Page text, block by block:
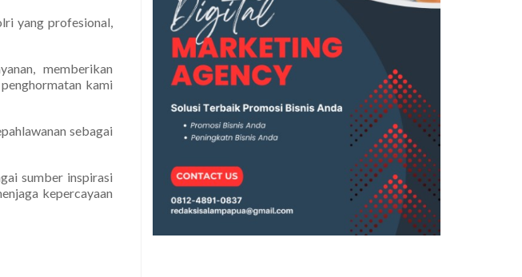
yang profesional,
memberikan
kami
sebagai
sumber inspirasi
kepercayaan